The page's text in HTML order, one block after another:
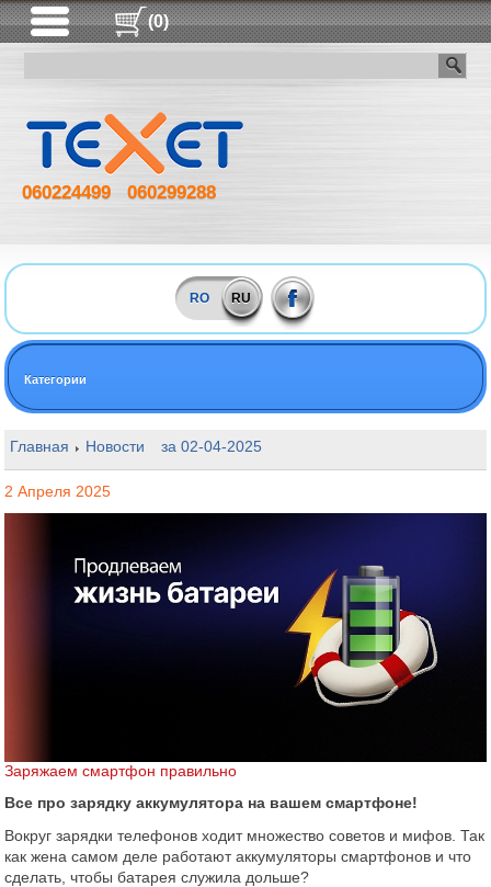
(0)
060224499 060299288
RO RU
Категории
Главная Новости за 02-04-2025
2 Апреля 2025
Заряжаем смартфон правильно
Все про зарядку аккумулятора на вашем смартфоне!
Вокруг зарядки телефонов ходит множество советов и мифов. Так
как жена самом деле работают аккумуляторы смартфонов и что
сделать, чтобы батарея служила дольше?